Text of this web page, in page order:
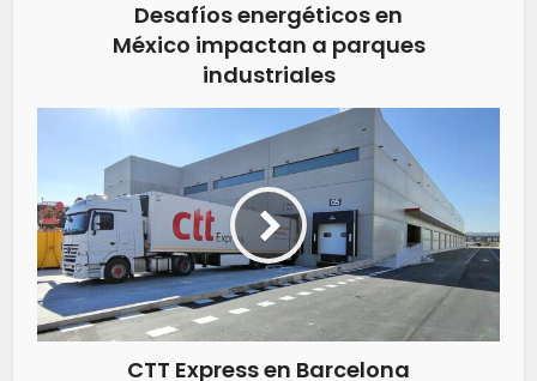
Desafíos energéticos en
México impactan a parques
industriales
CTT Express en Barcelona